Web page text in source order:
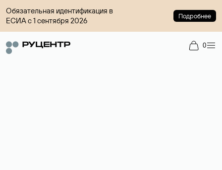
Обязательная идентификация в
ЕСИА с 1 сентября 2026
Подробнее
0